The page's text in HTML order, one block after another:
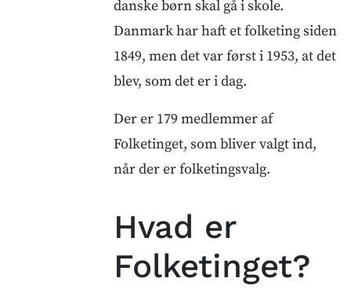
danske børn skal gå i skole.
Danmark har haft et folketing siden
1849, men det var først i 1953, at det
blev, som det er i dag.
Der er 179 medlemmer af
Folketinget, som bliver valgt ind,
når der er folketingsvalg.
Hvad er
Folketinget?